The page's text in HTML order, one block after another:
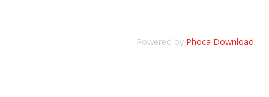
Powered by Phoca Download